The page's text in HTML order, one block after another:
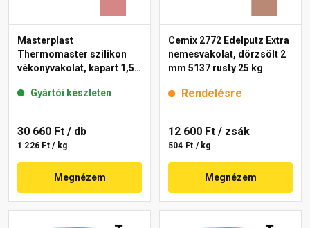
Masterplast
Thermomaster szilikon
vékonyvakolat, kapart 1,5
Gyártói készleten
30 660 Ft / db
1 226 Ft / kg
Megnézem
Cemix 2772 Edelputz Extra
nemesvakolat, dörzsölt 2
mm 5137 rusty 25 kg
Rendelésre
12 600 Ft / zsák
504 Ft / kg
Megnézem